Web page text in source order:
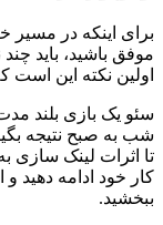
برای اینکه در مسیر
موفق باشید، باید
اولین نکته این است
سئو یک بازی بلند
شب به صبح نتیجه
تا اثرات لینک
کار خود ادامه دهید
ببخشید.